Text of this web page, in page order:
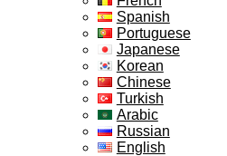
Spanish
Portuguese
Japanese
Korean
Chinese
Turkish
Arabic
Russian
English